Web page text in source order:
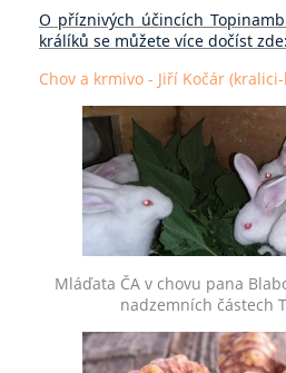
O příznivých účincích
králíků se můžete více dočíst zde:
Chov a krmivo - Jiří Kočár
Mláďata ČA v chovu pana
nadzemních částech